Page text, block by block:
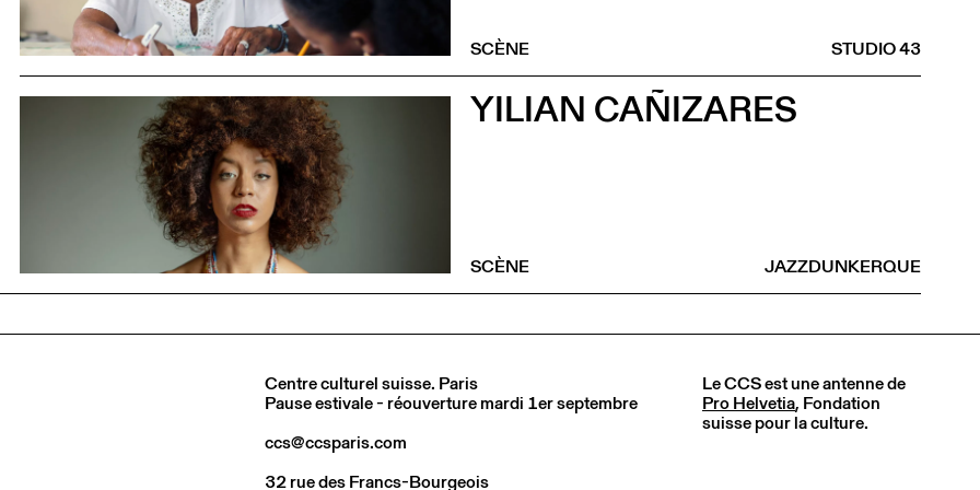
STUDIO 43
SCÈNE
YILIAN CAÑIZARES
JAZZDUNKERQUE
SCÈNE
Centre culturel suisse. Paris
Pause estivale - réouverture mardi 1er septembre
ccs@ccsparis.com
32 rue des Francs-Bourgeois
Le CCS est une antenne de
Pro Helvetia, Fondation
suisse pour la culture.